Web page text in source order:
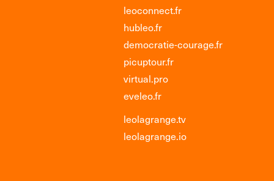
leoconnect.fr
hubleo.fr
democratie-courage.fr
picuptour.fr
virtual.pro
eveleo.fr
leolagrange.tv
leolagrange.io